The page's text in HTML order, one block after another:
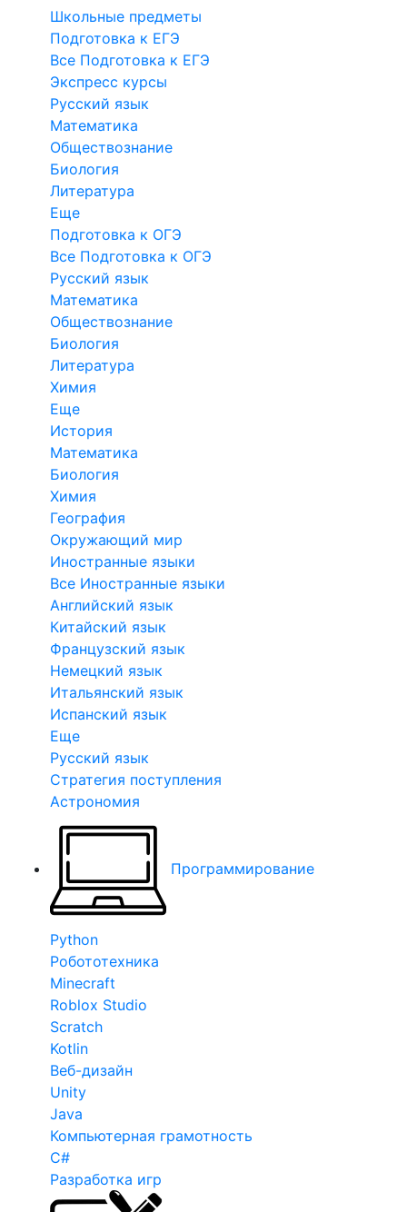
Школьные предметы
Подготовка к ЕГЭ
Все Подготовка к ЕГЭ
Экспресс курсы
Русский язык
Математика
Обществознание
Биология
Литература
Еще
Подготовка к ОГЭ
Все Подготовка к ОГЭ
Русский язык
Математика
Обществознание
Биология
Литература
Химия
Еще
История
Математика
Биология
Химия
География
Окружающий мир
Иностранные языки
Все Иностранные языки
Английский язык
Китайский язык
Французский язык
Немецкий язык
Итальянский язык
Испанский язык
Еще
Русский язык
Стратегия поступления
Астрономия
Программирование
Python
Робототехника
Minecraft
Roblox Studio
Scratch
Kotlin
Веб-дизайн
Unity
Java
Компьютерная грамотность
C#
Разработка игр